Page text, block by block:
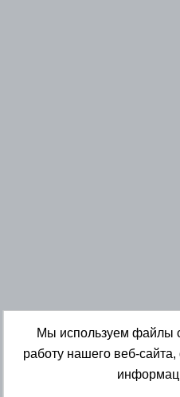
Мы используем файлы
работу нашего веб-